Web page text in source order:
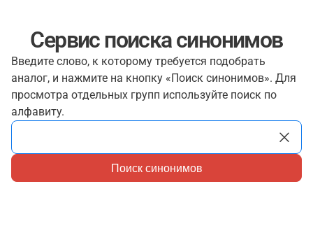
Сервис поиска синонимов
Введите слово, к которому требуется подобрать
аналог, и нажмите на кнопку «Поиск синонимов». Для
просмотра отдельных групп используйте поиск по
алфавиту.
Поиск синонимов